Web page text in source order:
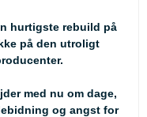
hurtigste rebuild på
på den utroligt
med nu om dage,
og angst for